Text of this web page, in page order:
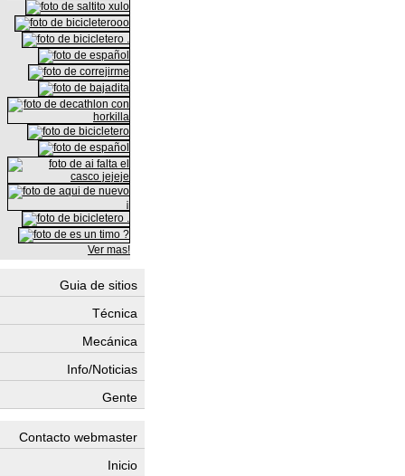
Ver mas!
Guia de sitios
Técnica
Mecánica
Info/Noticias
Gente
Contacto webmaster
Inicio